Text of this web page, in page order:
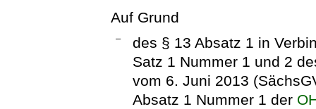
Auf Grund
–
des § 13 Absatz 1 in
Satz 1 Nummer 1 und 2
vom 6. Juni 2013
Absatz 1 Nummer 1 der